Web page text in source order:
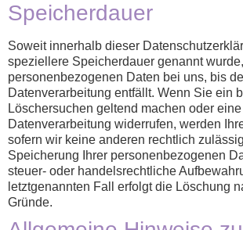
Speicherdauer
Soweit innerhalb dieser
speziellere Speicherdauer genannt
personenbezogenen Daten bei uns, bis
Datenverarbeitung entfällt. Wenn Sie ein
Löschersuchen geltend machen oder
Datenverarbeitung widerrufen, werden
sofern wir keine anderen rechtlich
Speicherung Ihrer personenbezogenen
steuer- oder handelsrechtliche
letztgenannten Fall erfolgt die Löschung
Gründe.